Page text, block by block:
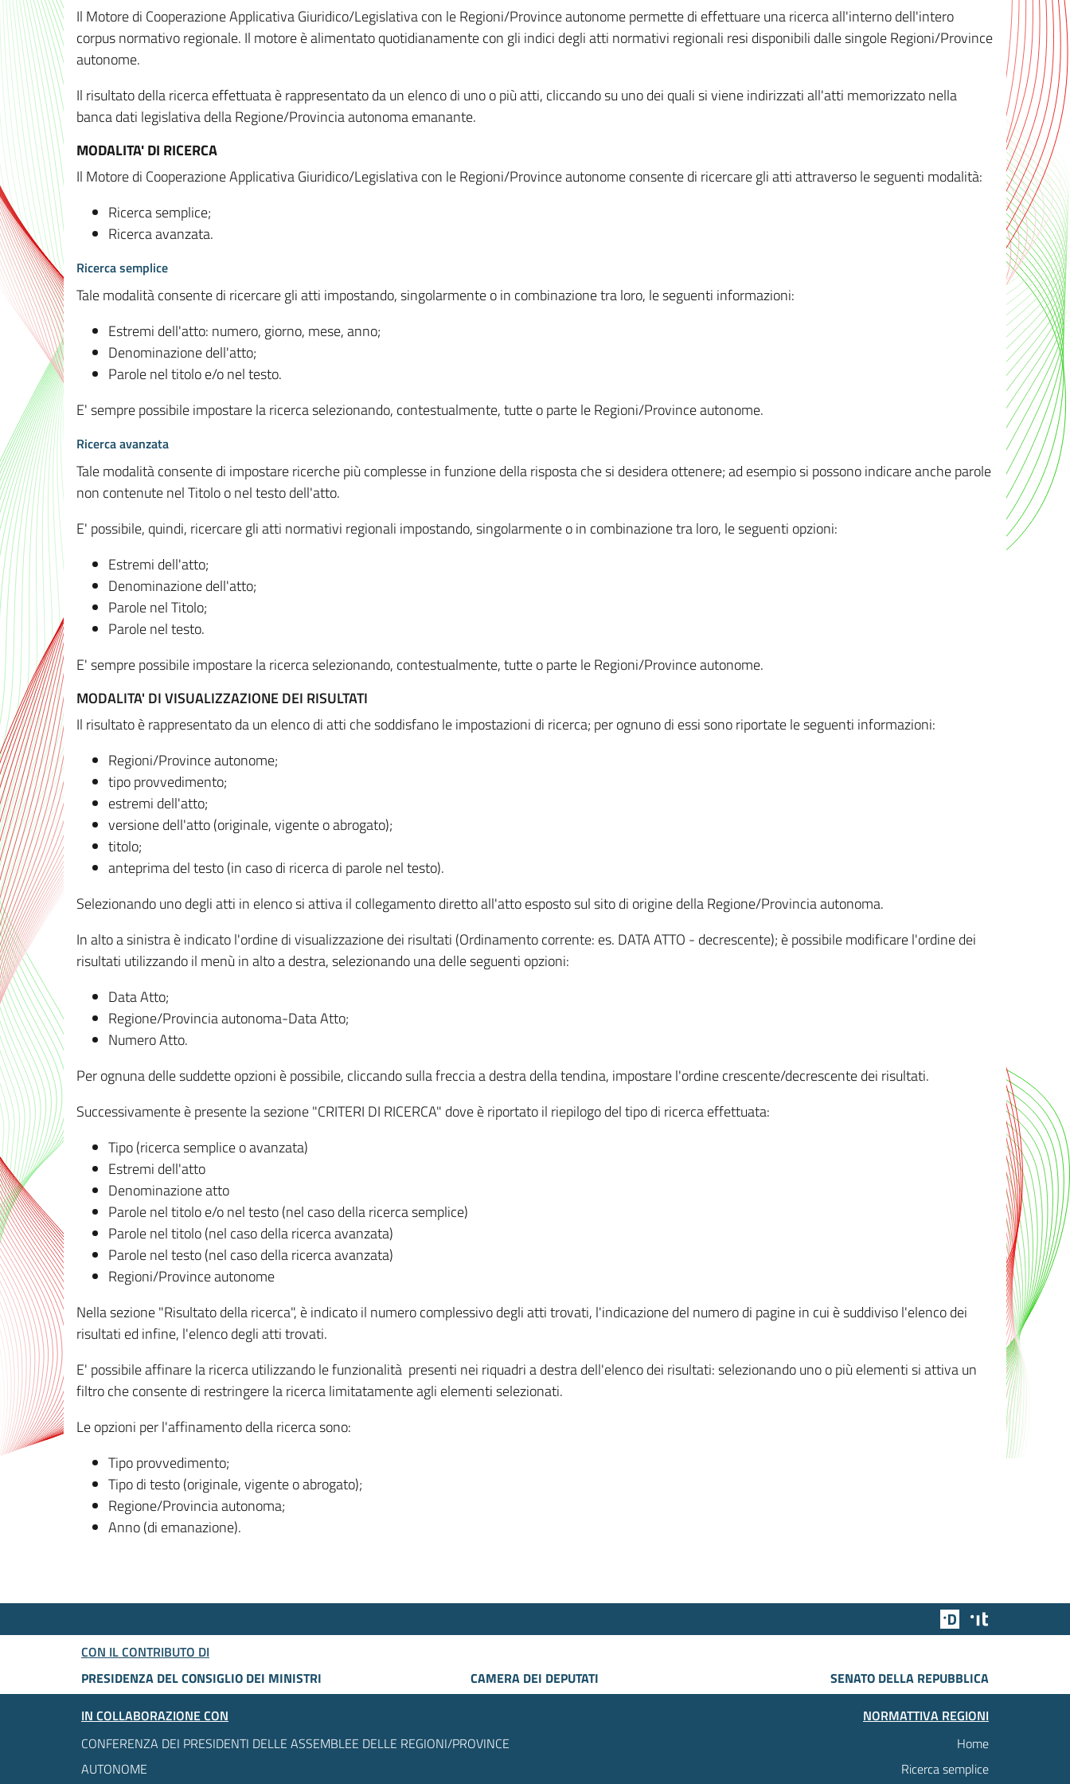
Il Motore di Cooperazione Applicativa Giuridico/Legislativa con le Regioni/Province autonome permette di effettuare una ricerca all'interno dell'intero
corpus normativo regionale. Il motore è alimentato quotidianamente con gli indici degli atti normativi regionali resi disponibili dalle singole Regioni/Province
autonome.
Il risultato della ricerca effettuata è rappresentato da un elenco di uno o più atti, cliccando su uno dei quali si viene indirizzati all'atti memorizzato nella
banca dati legislativa della Regione/Provincia autonoma emanante.
MODALITA' DI RICERCA
Il Motore di Cooperazione Applicativa Giuridico/Legislativa con le Regioni/Province autonome consente di ricercare gli atti attraverso le seguenti modalità:
Ricerca semplice;
Ricerca avanzata.
Ricerca semplice
Tale modalità consente di ricercare gli atti impostando, singolarmente o in combinazione tra loro, le seguenti informazioni:
Estremi dell'atto: numero, giorno, mese, anno;
Denominazione dell'atto;
Parole nel titolo e/o nel testo.
E' sempre possibile impostare la ricerca selezionando, contestualmente, tutte o parte le Regioni/Province autonome.
Ricerca avanzata
Tale modalità consente di impostare ricerche più complesse in funzione della risposta che si desidera ottenere; ad esempio si possono indicare anche parole
non contenute nel Titolo o nel testo dell'atto.
E' possibile, quindi, ricercare gli atti normativi regionali impostando, singolarmente o in combinazione tra loro, le seguenti opzioni:
Estremi dell'atto;
Denominazione dell'atto;
Parole nel Titolo;
Parole nel testo.
E' sempre possibile impostare la ricerca selezionando, contestualmente, tutte o parte le Regioni/Province autonome.
MODALITA' DI VISUALIZZAZIONE DEI RISULTATI
Il risultato è rappresentato da un elenco di atti che soddisfano le impostazioni di ricerca; per ognuno di essi sono riportate le seguenti informazioni:
Regioni/Province autonome;
tipo provvedimento;
estremi dell'atto;
versione dell'atto (originale, vigente o abrogato);
titolo;
anteprima del testo (in caso di ricerca di parole nel testo).
Selezionando uno degli atti in elenco si attiva il collegamento diretto all'atto esposto sul sito di origine della Regione/Provincia autonoma.
In alto a sinistra è indicato l'ordine di visualizzazione dei risultati (Ordinamento corrente: es. DATA ATTO - decrescente); è possibile modificare l'ordine dei
risultati utilizzando il menù in alto a destra, selezionando una delle seguenti opzioni:
Data Atto;
Regione/Provincia autonoma-Data Atto;
Numero Atto.
Per ognuna delle suddette opzioni è possibile, cliccando sulla freccia a destra della tendina, impostare l'ordine crescente/decrescente dei risultati.
Successivamente è presente la sezione "CRITERI DI RICERCA" dove è riportato il riepilogo del tipo di ricerca effettuata:
Tipo (ricerca semplice o avanzata)
Estremi dell'atto
Denominazione atto
Parole nel titolo e/o nel testo (nel caso della ricerca semplice)
Parole nel titolo (nel caso della ricerca avanzata)
Parole nel testo (nel caso della ricerca avanzata)
Regioni/Province autonome
Nella sezione "Risultato della ricerca", è indicato il numero complessivo degli atti trovati, l'indicazione del numero di pagine in cui è suddiviso l'elenco dei
risultati ed infine, l'elenco degli atti trovati.
E' possibile affinare la ricerca utilizzando le funzionalità presenti nei riquadri a destra dell'elenco dei risultati: selezionando uno o più elementi si attiva un
filtro che consente di restringere la ricerca limitatamente agli elementi selezionati.
Le opzioni per l'affinamento della ricerca sono:
Tipo provvedimento;
Tipo di testo (originale, vigente o abrogato);
Regione/Provincia autonoma;
Anno (di emanazione).
Team Digitale
CON IL CONTRIBUTO DI
PRESIDENZA DEL CONSIGLIO DEI MINISTRI
CAMERA DEI DEPUTATI
SENATO DELLA REPUBBLICA
IN COLLABORAZIONE CON
CONFERENZA DEI PRESIDENTI DELLE ASSEMBLEE DELLE REGIONI/PROVINCE
AUTONOME
NORMATTIVA REGIONI
Home
Ricerca semplice